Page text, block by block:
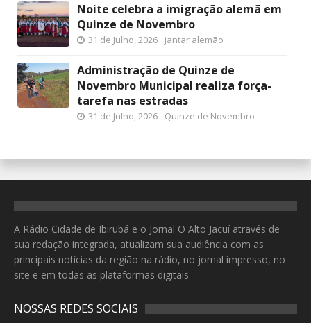
Noite celebra a imigração alemã em
Quinze de Novembro
31 de Julho, 2026 jantar alemão
Administração de Quinze de
Novembro Municipal realiza força-
tarefa nas estradas
31 de Julho, 2026 Quinze de Novembro
A Rádio Cidade de Ibirubá e o Jornal O Alto Jacuí através de
sua redação integrada, atualizam sua audiência com as
principais notícias da região na rádio, no jornal impresso, no
site e em todas as plataformas digitais
NOSSAS REDES SOCIAIS